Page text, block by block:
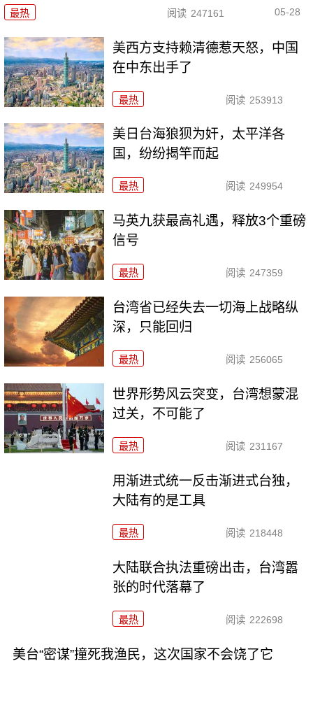
最热 阅读 247161 05-28
美西方支持赖清德惹天怒，中国
在中东出手了
最热 阅读 253913
美日台海狼狈为奸，太平洋各
国，纷纷揭竿而起
最热 阅读 249954
马英九获最高礼遇，释放3个重磅
信号
最热 阅读 247359
台湾省已经失去一切海上战略纵
深，只能回归
最热 阅读 256065
世界形势风云突变，台湾想蒙混
过关，不可能了
最热 阅读 231167
用渐进式统一反击渐进式台独，
大陆有的是工具
最热 阅读 218448
大陆联合执法重磅出击，台湾嚣
张的时代落幕了
最热 阅读 222698
美台“密谋”撞死我渔民，这次国家不会饶了它